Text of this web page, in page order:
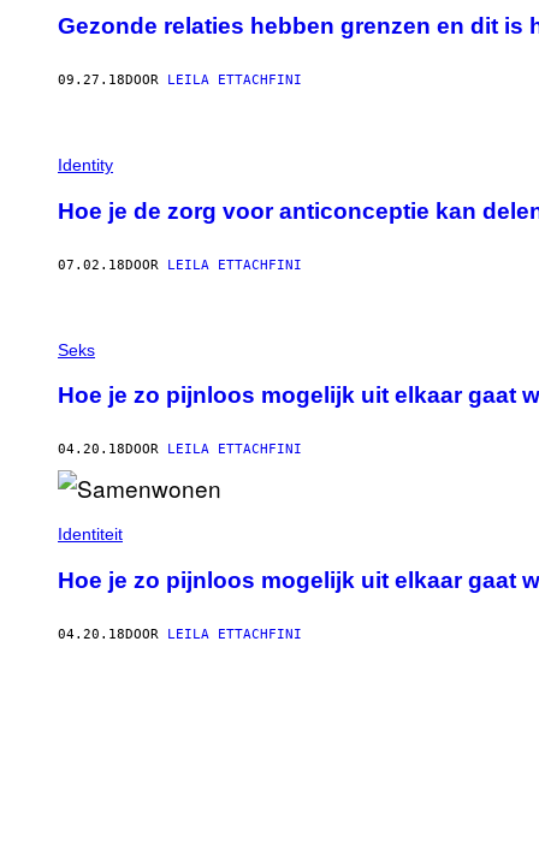
Gezonde relaties hebben grenzen en dit is
09.27.18DOOR LEILA ETTACHFINI
Identity
Hoe je de zorg voor anticonceptie kan
07.02.18DOOR LEILA ETTACHFINI
Seks
Hoe je zo pijnloos mogelijk uit elkaar gaat
04.20.18DOOR LEILA ETTACHFINI
Identiteit
Hoe je zo pijnloos mogelijk uit elkaar gaat
04.20.18DOOR LEILA ETTACHFINI